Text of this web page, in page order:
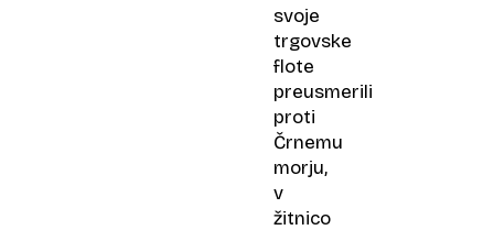
svoje
trgovske
flote
preusmerili
proti
Črnemu
morju,
v
žitnico